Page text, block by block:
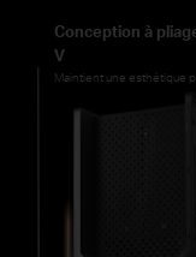
Conception à
V
Maintient une esthétique